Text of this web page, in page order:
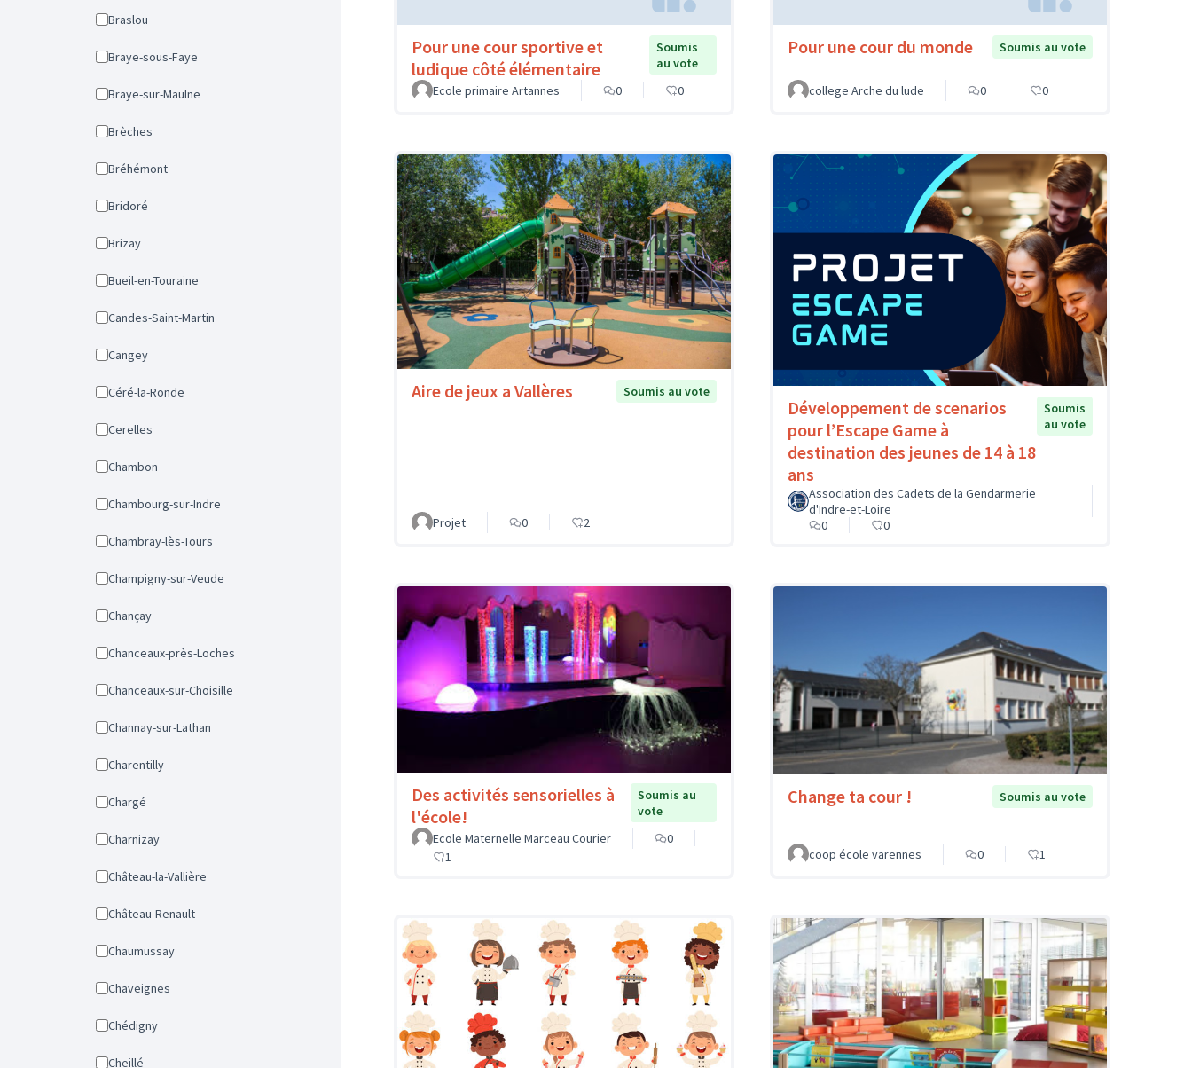
Braslou
Braye-sous-Faye
Braye-sur-Maulne
Brèches
Bréhémont
Bridoré
Brizay
Bueil-en-Touraine
Candes-Saint-Martin
Cangey
Céré-la-Ronde
Cerelles
Chambon
Chambourg-sur-Indre
Chambray-lès-Tours
Champigny-sur-Veude
Chançay
Chanceaux-près-Loches
Chanceaux-sur-Choisille
Channay-sur-Lathan
Charentilly
Chargé
Charnizay
Château-la-Vallière
Château-Renault
Chaumussay
Chaveignes
Chédigny
Cheillé
Pour une cour sportive et
ludique côté élémentaire
Soumis
au vote
Ecole primaire Artannes
0 0
Pour une cour du monde Soumis au vote
college Arche du lude 0 0
Aire de jeux a Vallères Soumis au vote
Projet 0 2
Développement de scenarios
pour l’Escape Game à
destination des jeunes de 14 à 18
ans
Soumis
au vote
Association des Cadets de la Gendarmerie
d'Indre-et-Loire
0
0
Des activités sensorielles à
l'école!
Soumis au
vote
Ecole Maternelle Marceau Courier
0
1
Change ta cour ! Soumis au vote
coop école varennes 0 1